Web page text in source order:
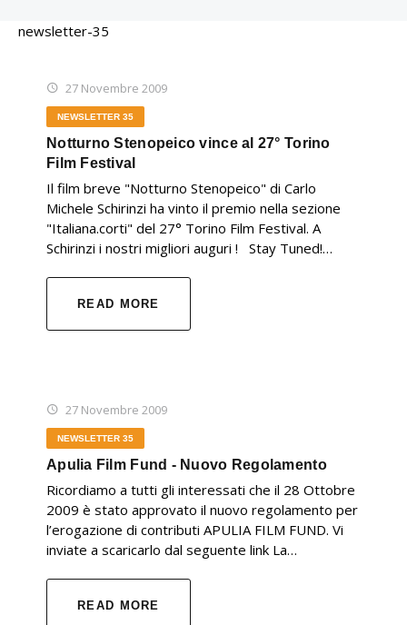
newsletter-35
27 Novembre 2009
NEWSLETTER 35
Notturno Stenopeico vince al 27° Torino
Film Festival
Il film breve "Notturno Stenopeico" di Carlo
Michele Schirinzi ha vinto il premio nella sezione
"Italiana.corti" del 27° Torino Film Festival. A
Schirinzi i nostri migliori auguri ! Stay Tuned!…
READ MORE
27 Novembre 2009
NEWSLETTER 35
Apulia Film Fund - Nuovo Regolamento
Ricordiamo a tutti gli interessati che il 28 Ottobre
2009 è stato approvato il nuovo regolamento per
l’erogazione di contributi APULIA FILM FUND. Vi
inviate a scaricarlo dal seguente link La…
READ MORE